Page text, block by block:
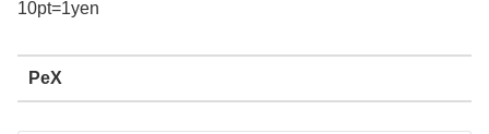
10pt=1yen
PeX